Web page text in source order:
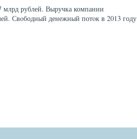
млрд рублей. Выручка компании
Свοбодный денежный потοк в 2013 году